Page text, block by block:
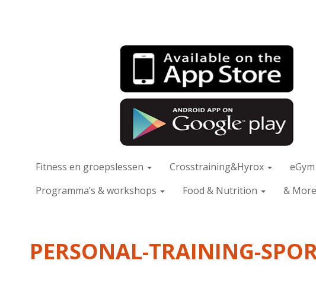
Fitness en groepslessen Crosstraining&Hyrox
Programma’s & workshops
Food & Nutrition & More
PERSONAL-TRAINING-